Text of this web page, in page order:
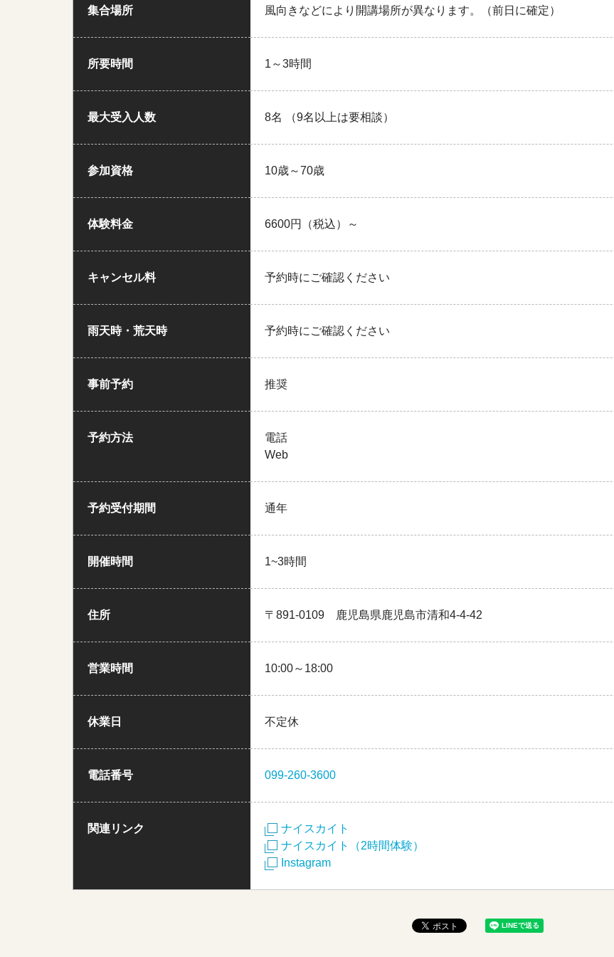
集合場所 風向きなどにより開講場所が異なります。（前日に確定）
所要時間 1～3時間
最大受入人数 8名 （9名以上は要相談）
参加資格 10歳～70歳
体験料金 6600円（税込）～
キャンセル料 予約時にご確認ください
雨天時・荒天時 予約時にご確認ください
事前予約 推奨
予約方法
電話
Web
予約受付期間 通年
開催時間 1~3時間
住所 〒891-0109 鹿児島県鹿児島市清和4-4-42
営業時間 10:00～18:00
休業日 不定休
電話番号 099-260-3600
関連リンク
ナイスカイト
ナイスカイト（2時間体験）
Instagram